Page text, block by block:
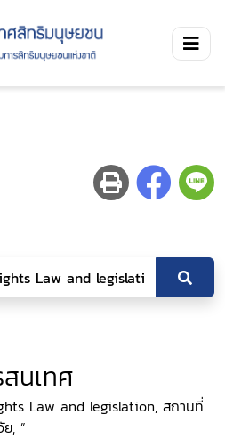
นเทศ
Law and legislation, สถานที่
, ”